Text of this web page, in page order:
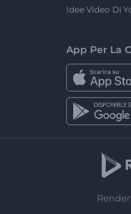
Idee Video Di
App Per La